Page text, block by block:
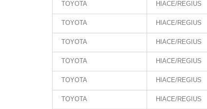
TOYOTA HIACE/REGIUS
TOYOTA HIACE/REGIUS
TOYOTA HIACE/REGIUS
TOYOTA HIACE/REGIUS
TOYOTA HIACE/REGIUS
TOYOTA HIACE/REGIUS